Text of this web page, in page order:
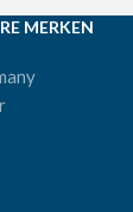
MERKEN